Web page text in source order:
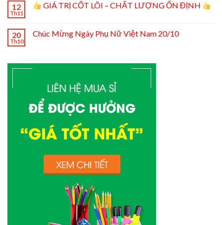
12
Th11
GIÁ TRỊ CỐT LÕI – CHẤT LƯỢNG ỔN ĐỊNH
20
Th10
Chúc Mừng Ngày Phụ Nữ Việt Nam 20/10